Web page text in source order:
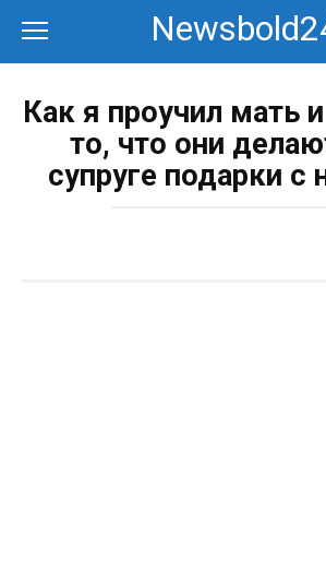
контенту
Как я проучил мать
то, что они
супруге подарки с